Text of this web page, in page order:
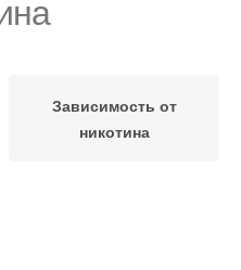
Зависимость от
никотина